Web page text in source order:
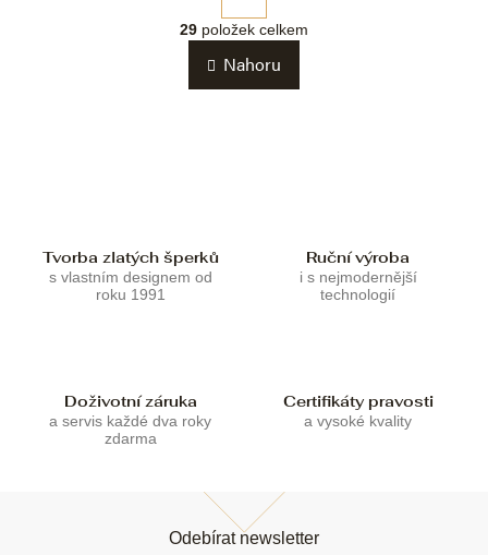
v
l
á
d
á
n
k
o
29 položek celkem
Nahoru
Tvorba zlatých šperků
s vlastním designem od
roku 1991
Ruční výroba
i s nejmodernější
technologií
Doživotní záruka
a servis každé dva roky
zdarma
Certifikáty pravosti
a vysoké kvality
Odebírat newsletter